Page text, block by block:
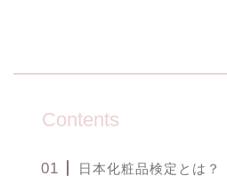
Contents
日本化粧品検定とは？